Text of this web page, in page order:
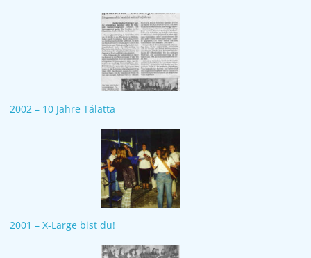
2002 – 10 Jahre Tálatta
2001 – X-Large bist du!